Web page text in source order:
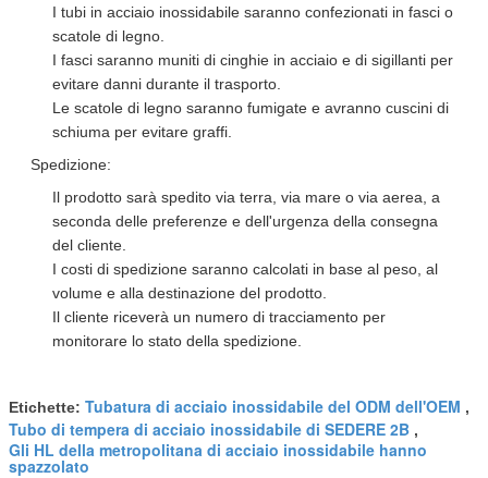
I tubi in acciaio inossidabile saranno confezionati in fasci o
scatole di legno.
I fasci saranno muniti di cinghie in acciaio e di sigillanti per
evitare danni durante il trasporto.
Le scatole di legno saranno fumigate e avranno cuscini di
schiuma per evitare graffi.
Spedizione:
Il prodotto sarà spedito via terra, via mare o via aerea, a
seconda delle preferenze e dell'urgenza della consegna
del cliente.
I costi di spedizione saranno calcolati in base al peso, al
volume e alla destinazione del prodotto.
Il cliente riceverà un numero di tracciamento per
monitorare lo stato della spedizione.
Etichette: Tubatura di acciaio inossidabile del ODM dell'OEM ,
Tubo di tempera di acciaio inossidabile di SEDERE 2B ,
Gli HL della metropolitana di acciaio inossidabile hanno
spazzolato